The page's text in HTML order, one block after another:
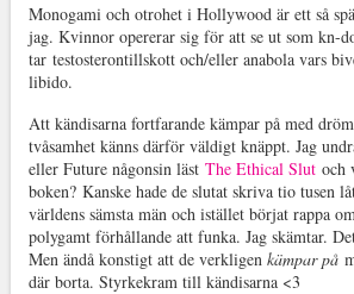
Monogami och otrohet i Hollywood är ett så
jag. Kvinnor opererar sig för att se ut som kn-
tar testosterontillskott och/eller anabola vars
libido.
Att kändisarna fortfarande kämpar på med
tvåsamhet känns därför väldigt knäppt. Jag
eller Future någonsin läst The Ethical Slutoch
boken? Kanske hade de slutat skriva tio tusen
världens sämsta män och istället börjat rappa
polygamt förhållande att funka. Jag skämtar.
Men ändå konstigt att de verkligen kämpar på
där borta. Styrkekram till kändisarna <3